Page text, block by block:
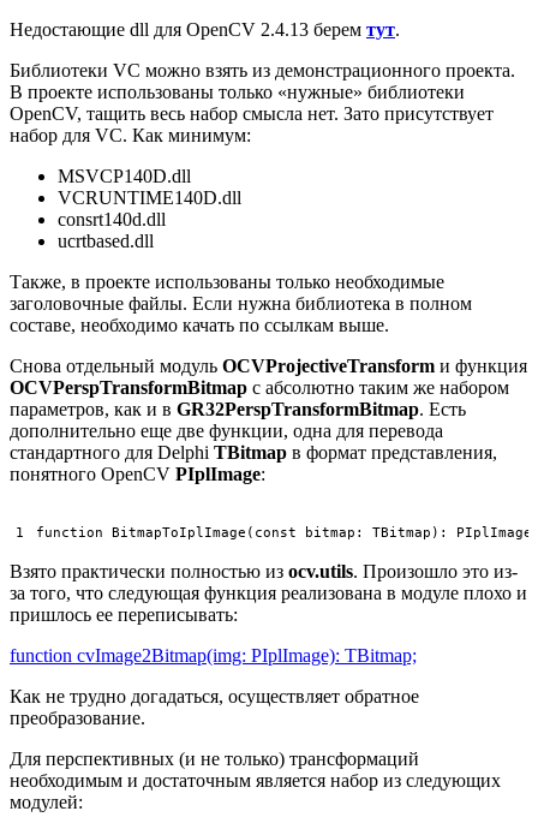
Недостающие dll для OpenCV 2.4.13 берем тут.
Библиотеки VC можно взять из демонстрационного проекта.
В проекте использованы только «нужные» библиотеки
OpenCV, тащить весь набор смысла нет. Зато присутствует
набор для VC. Как минимум:
MSVCP140D.dll
VCRUNTIME140D.dll
consrt140d.dll
ucrtbased.dll
Также, в проекте использованы только необходимые
заголовочные файлы. Если нужна библиотека в полном
составе, необходимо качать по ссылкам выше.
Снова отдельный модуль OCVProjectiveTransform и функция
OCVPerspTransformBitmap с абсолютно таким же набором
параметров, как и в GR32PerspTransformBitmap. Есть
дополнительно еще две функции, одна для перевода
стандартного для Delphi TBitmap в формат представления,
понятного OpenCV PIplImage:
1 function BitmapToIplImage ( const bitmap : TBitmap ) : PIplImage
Взято практически полностью из ocv.utils. Произошло это из-
за того, что следующая функция реализована в модуле плохо и
пришлось ее переписывать:
function cvImage2Bitmap(img: PIplImage): TBitmap;
Как не трудно догадаться, осуществляет обратное
преобразование.
Для перспективных (и не только) трансформаций
необходимым и достаточным является набор из следующих
модулей: